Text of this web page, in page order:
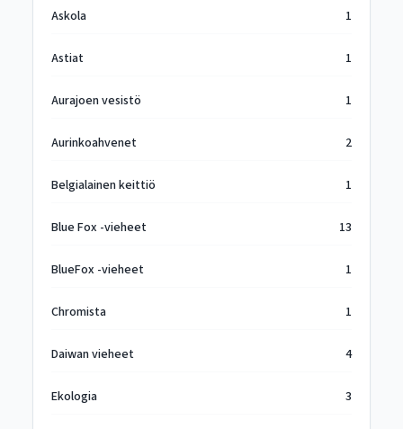
Askola 1
Astiat 1
Aurajoen vesistö 1
Aurinkoahvenet 2
Belgialainen keittiö 1
Blue Fox -vieheet 13
BlueFox -vieheet 1
Chromista 1
Daiwan vieheet 4
Ekologia 3